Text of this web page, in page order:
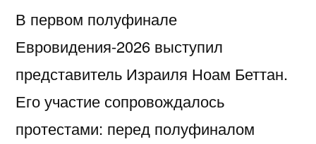
В первом полуфинале
Евровидения-2026 выступил
представитель Израиля Ноам Беттан.
Его участие сопровождалось
протестами: перед полуфиналом